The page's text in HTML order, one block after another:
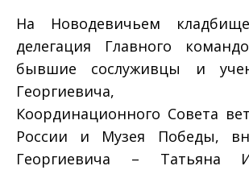
На Новодевичьем
делегация Главного
бывшие сослуживцы и
Георгиевича,
Координационного Совета
России и Музея Победы,
Георгиевича – Татьяна